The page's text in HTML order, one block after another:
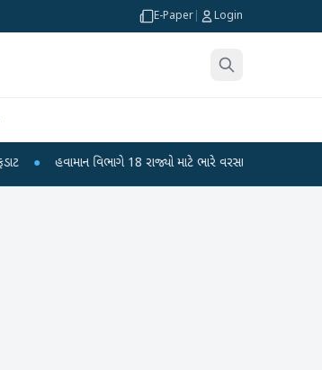
E-Paper Login
હવામાન વિભાગે 18 રાજ્યો માટે ભારે વરસાદની ચેતવણી જારી કરી